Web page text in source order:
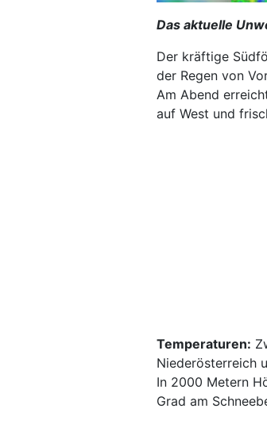
Das aktuelle
Der kräftige
der Regen von
Am Abend
auf West und
Temperaturen:
Niederösterreich
In 2000 Metern
Grad am